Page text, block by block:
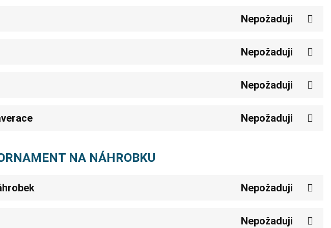
Nepožaduji
Nepožaduji
Nepožaduji
Nepožaduji
NA NÁHROBKU
Nepožaduji
Nepožaduji